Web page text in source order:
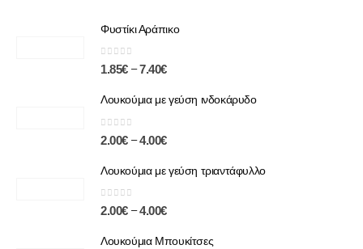
Φυστίκι Αράπικο
0 out of 5
1.85€ – 7.40€
Λουκούμια με γεύση ινδοκάρυδο
0out of 5
2.00€ – 4.00€
Λουκούμια με γεύση τριαντάφυλλο
0out of 5
2.00€ – 4.00€
Λουκούμια Μπουκίτσες